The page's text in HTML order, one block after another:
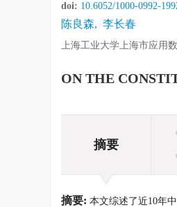
doi: 10.6052/1000-0992-
陈良森, 李长春
上海工业大学上海市应用
ON THE
摘要
摘要: 本文综述了近10年